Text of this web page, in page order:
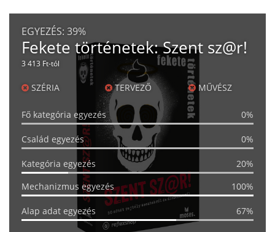
EGYEZÉS: 39%
Fekete történetek: Szent sz@r!
3 413 Ft-tól
SZÉRIA TERVEZŐ MŰVÉSZ
Fő kategória egyezés 0%
Család egyezés 0%
Kategória egyezés
20%
Mechanizmus egyezés
100%
Alap adat egyezés 67%